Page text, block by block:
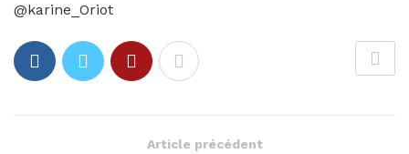
@karine_Oriot
Article précédent